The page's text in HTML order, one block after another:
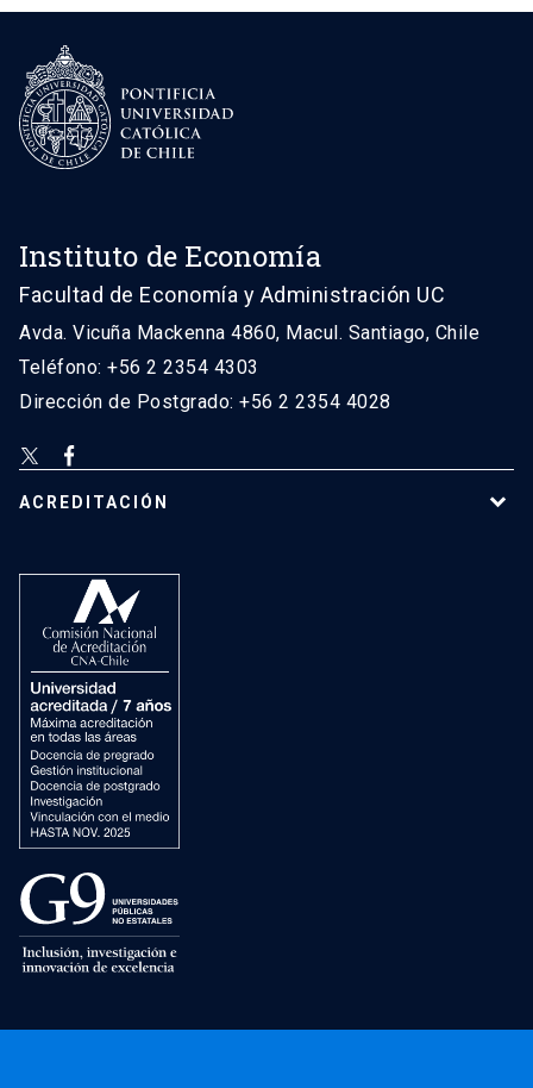
Instituto de Economía
Facultad de Economía y Administración UC
Avda. Vicuña Mackenna 4860, Macul. Santiago, Chile
Teléfono: +56 2 2354 4303
Dirección de Postgrado: +56 2 2354 4028
ACREDITACIÓN